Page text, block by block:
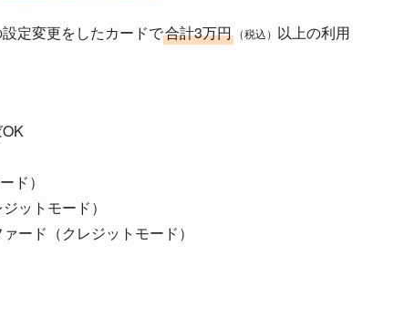
定変更をしたカードで合計3万円 （税込） 以上の利用
ド）
ットモード）
ード（クレジットモード）